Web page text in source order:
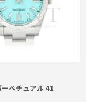
ペチュアル 41